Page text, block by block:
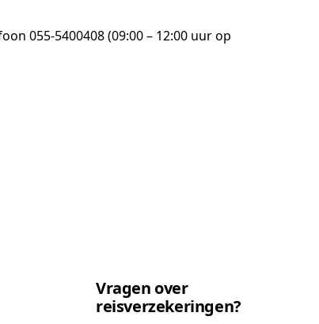
055-5400408 (09:00 – 12:00 uur op
Vragen over
reisverzekeringen?